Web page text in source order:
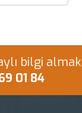
bilgi almak
01 84